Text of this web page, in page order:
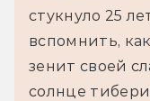
вспомнить,
зенит своей
солнце